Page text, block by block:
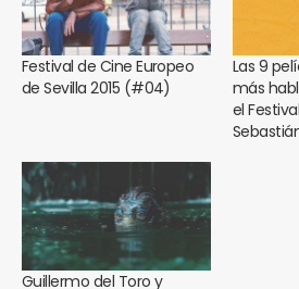
Festival de Cine Europeo
de Sevilla 2015 (#04)
Las 9
más
el
Guillermo del Toro y